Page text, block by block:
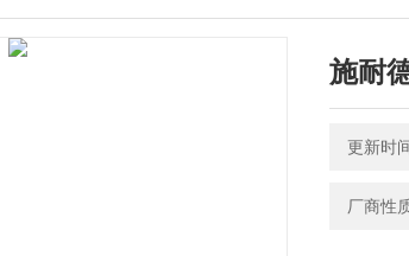
施耐
更新时
厂商性